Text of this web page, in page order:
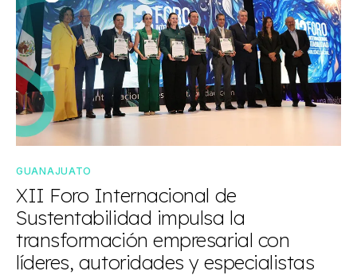
GUANAJUATO
XII Foro Internacional de
Sustentabilidad impulsa la
transformación empresarial con
líderes, autoridades y especialistas